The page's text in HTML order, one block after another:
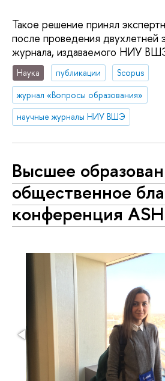
Такое решение принял
после проведения двухлетней
журнала, издаваемого НИУ
Наука публикации
Scopus
журнал «Вопросы образования»
научные журналы НИУ ВШЭ
Высшее
общественное
конференция